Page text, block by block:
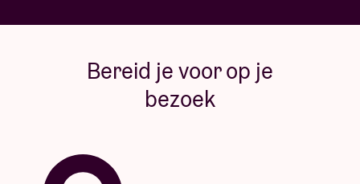
Bereid je voor op je
bezoek